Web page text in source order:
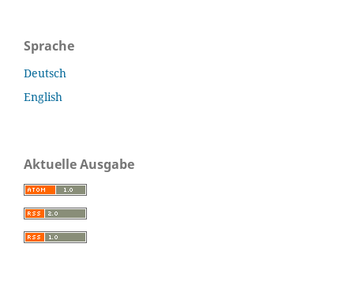
Sprache
Deutsch
English
Aktuelle Ausgabe